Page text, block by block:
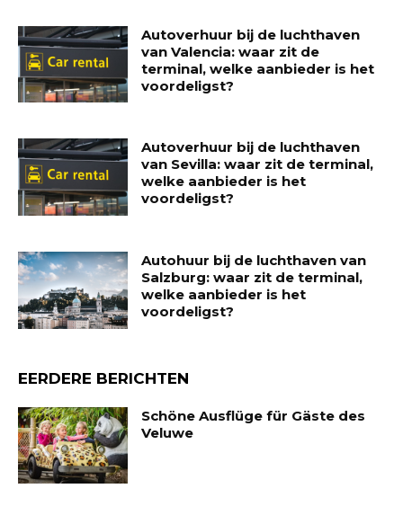
Autoverhuur bij de luchthaven
van Valencia: waar zit de
terminal, welke aanbieder is het
voordeligst?
Autoverhuur bij de luchthaven
van Sevilla: waar zit de terminal,
welke aanbieder is het
voordeligst?
Autohuur bij de luchthaven van
Salzburg: waar zit de terminal,
welke aanbieder is het
voordeligst?
EERDERE BERICHTEN
Schöne Ausflüge für Gäste des
Veluwe